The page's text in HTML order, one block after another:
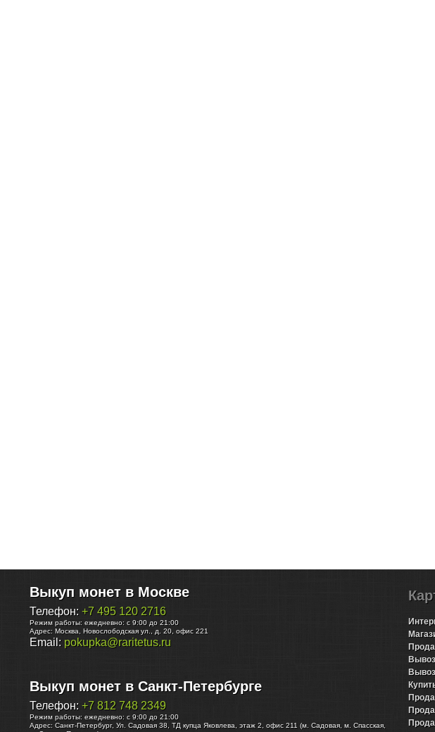
Выкуп монет в Москве
Телефон: +7 495 120 2716
Режим работы: ежедневно: с 9:00 до 21:00
Адрес: Москва Новослободская ул., д. 20, офис 221
Email: pokupka@raritetus.ru
Выкуп монет в Санкт-Петербурге
Телефон: +7 812 748 2349
Режим работы: ежедневно: с 9:00 до 21:00
Адрес: Санкт-Петербург, Ул. Садовая 38, ТД купца Яковлева, этаж 2, офис 211 (м. Садовая, м. Спасская,